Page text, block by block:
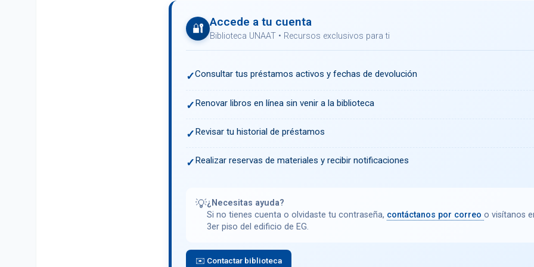
🔐 Accede a tu cuenta
Biblioteca UNAAT • Recursos exclusivos para ti
✓Consultar tus préstamos activos y fechas de devolución
✓Renovar libros en línea sin venir a la biblioteca
✓Revisar tu historial de préstamos
✓Realizar reservas de materiales y recibir notificaciones
💡¿Necesitas ayuda?
Si no tienes cuenta o olvidaste tu contraseña, contáctanos por correoo visítanos
3er piso del edificio de EG.
✉️ Contactar biblioteca